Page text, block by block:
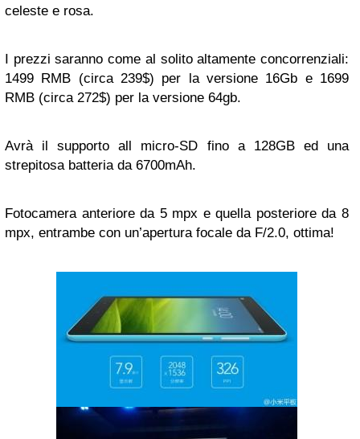
celeste e rosa.
I prezzi saranno come al solito altamente concorrenziali:
1499 RMB (circa 239$) per la versione 16Gb e 1699
RMB (circa 272$) per la versione 64gb.
Avrà il supporto all micro-SD fino a 128GB ed una
strepitosa batteria da 6700mAh.
Fotocamera anteriore da 5 mpx e quella posteriore da 8
mpx, entrambe con un’apertura focale da F/2.0, ottima!